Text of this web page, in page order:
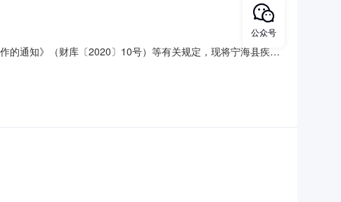
的通知》（财库〔2020〕10号）等有关规定，现将宁海县疾病
采购需求概况标的名称：宁海县疾病预防控制中心全自动微生
公众号